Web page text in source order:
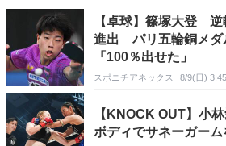
【卓球】篠塚大登
進出 パリ五輪銅メダ
「100％出せた」
スポニチアネックス 8/9(日) 3:45
【KNOCK OUT】小
ボディでサネーガー